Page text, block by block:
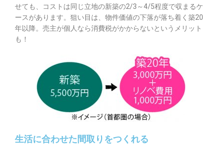
せても、コストは同じ立地の新築の2/3～4/5程度で収まるケ
ースがあります。狙い目は、物件価値の下落が落ち着く築20
年以降。売主が個人なら消費税がかからないというメリット
も！
生活に合わせた間取りをつくれる